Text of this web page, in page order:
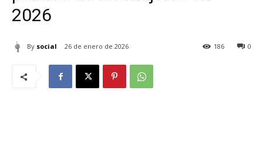
2026
By social 26 de enero de 2026 0
186